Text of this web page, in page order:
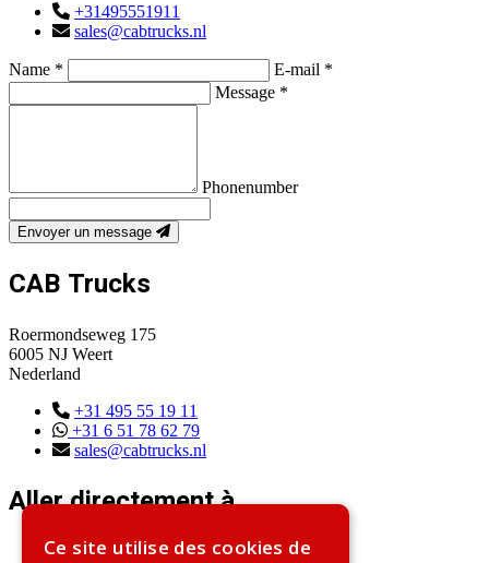
+31495551911
sales@cabtrucks.nl
Name *
E-mail *
Message *
Phonenumber
Envoyer un message
CAB Trucks
Roermondseweg 175
6005 NJ Weert
Nederland
+31 495 55 19 11
+31 6 51 78 62 79
sales@cabtrucks.nl
Aller directement à
Home
Ce site utilise des cookies de